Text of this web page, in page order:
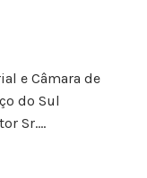
e Câmara de
do Sul
Sr.…